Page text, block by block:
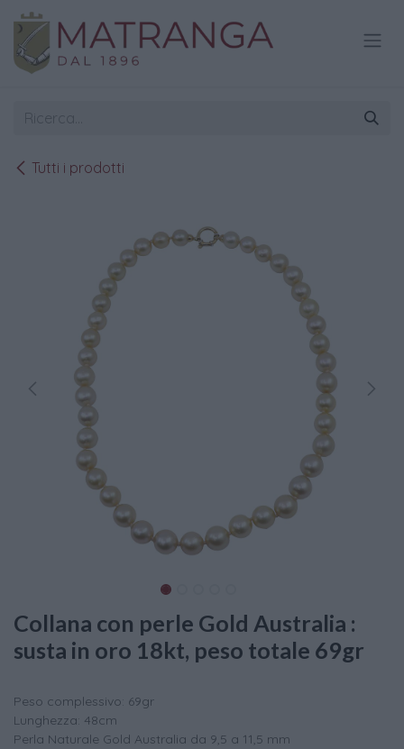
Passa al contenuto
Tutti i prodotti
Collana con perle Gold Australia :
susta in oro 18kt, peso totale 69gr
Peso complessivo: 69gr
Lunghezza: 48cm
Perla Naturale Gold Australia da 9,5 a 11,5 mm